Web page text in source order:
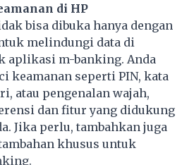
di HP
bisa dibuka hanya dengan
melindungi data di
aplikasi m-banking. Anda
keamanan seperti PIN, kata
atau pengenalan wajah,
dan fitur yang didukung
Jika perlu, tambahkan juga
khusus untuk